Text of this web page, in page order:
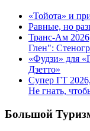
«Тойота» и
Равные, но
Транс-Ам
Глен":
«Фудзи» для
Дзетто»
Супер ГТ
Не гнать,
Большой